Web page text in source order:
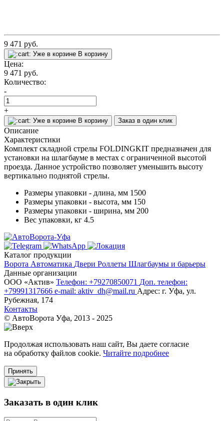
9 471 руб.
Уже в корзине В корзину
Цена:
9 471 руб.
Количество:
-
+
Уже в корзине В корзину Заказ в один клик
Описание
Характеристики
Комплект складной стрелы FOLDINGKIT предназначен для
установки на шлагбауме в местах с ограниченной высотой
проезда. Данное устройство позволяет уменьшить высоту
вертикально поднятой стрелы.
Размеры упаковки - длина, мм 1500
Размеры упаковки - высота, мм 150
Размеры упаковки - ширина, мм 200
Вес упаковки, кг 4.5
Каталог продукции
Ворота Автоматика Двери Роллеты Шлагбаумы и барьеры
Данные организации
ООО «‎Актив»‎ Телефон: +79270850071 Доп. телефон:
+79991317666 e-mail: aktiv_dh@mail.ru Адрес: г. Уфа, ул.
Рубежная, 174
Контакты
© АвтоВорота Уфа, 2013 - 2025
Продолжая использовать наш сайт, Вы даете согласие
на обработку файлов cookie. Читайте подробнее
Принять
Заказать в один клик